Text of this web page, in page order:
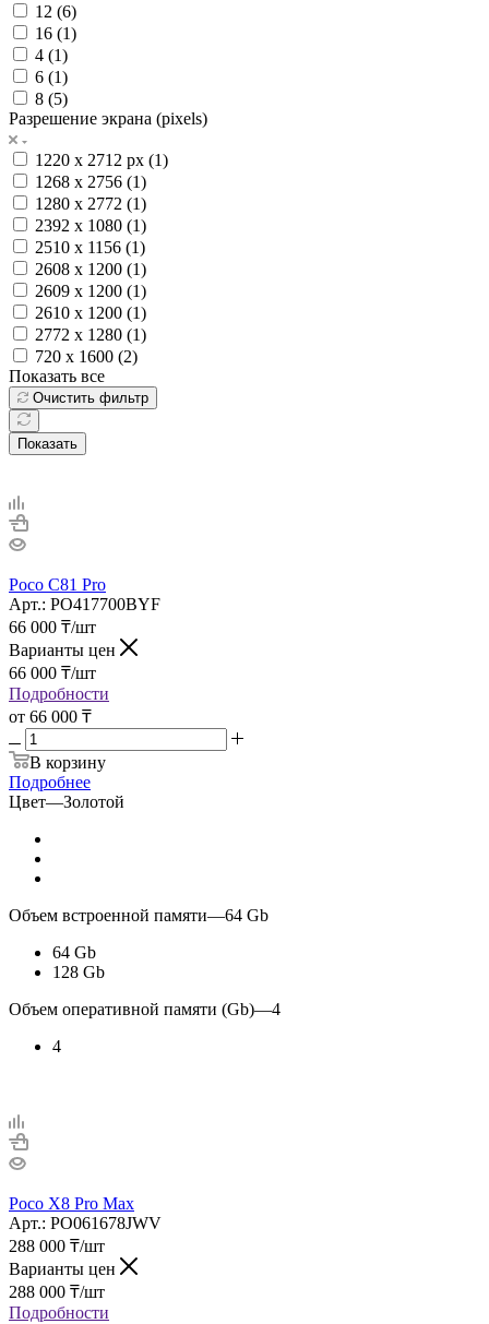
12 (6)
16 (1)
4 (1)
6 (1)
8 (5)
Разрешение экрана (pixels)
1220 x 2712 px (1)
1268 x 2756 (1)
1280 x 2772 (1)
2392 x 1080 (1)
2510 x 1156 (1)
2608 x 1200 (1)
2609 x 1200 (1)
2610 x 1200 (1)
2772 x 1280 (1)
720 x 1600 (2)
Показать все
Очистить фильтр
Показать
Poco C81 Pro
Арт.: PO417700BYF
66 000 ₸/шт
Варианты цен
66 000 ₸/шт
Подробности
от 66 000 ₸
В корзину
Подробнее
Цвет—Золотой
Объем встроенной памяти—64 Gb
64 Gb
128 Gb
Объем оперативной памяти (Gb)—4
4
Poco X8 Pro Max
Арт.: PO061678JWV
288 000 ₸/шт
Варианты цен
288 000 ₸/шт
Подробности